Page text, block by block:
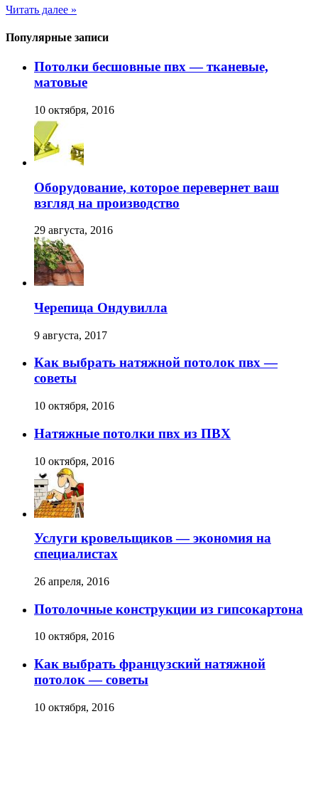
Читать далее »
Популярные записи
Потолки бесшовные пвх — тканевые,
матовые
10 октября, 2016
Оборудование, которое перевернет ваш
взгляд на производство
29 августа, 2016
Черепица Ондувилла
9 августа, 2017
Как выбрать натяжной потолок пвх —
советы
10 октября, 2016
Натяжные потолки пвх из ПВХ
10 октября, 2016
Услуги кровельщиков — экономия на
специалистах
26 апреля, 2016
Потолочные конструкции из гипсокартона
10 октября, 2016
Как выбрать французский натяжной
потолок — советы
10 октября, 2016